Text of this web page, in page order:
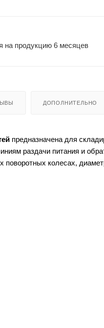
на продукцию 6 месяцев
ДОПОЛНИТЕЛЬНО
предназначена для
раздачи питания и
колесах,